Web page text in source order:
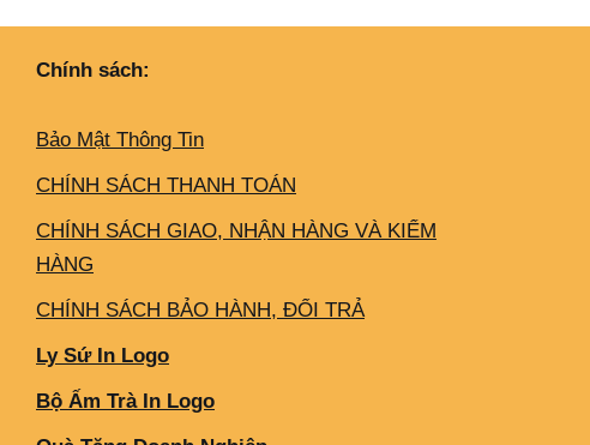
Chính sách:
Bảo Mật Thông Tin
CHÍNH SÁCH THANH TOÁN
CHÍNH SÁCH GIAO, NHẬN HÀNG VÀ KIỂM
HÀNG
CHÍNH SÁCH BẢO HÀNH, ĐỔI TRẢ
Ly Sứ In Logo
Bộ Ấm Trà In Logo